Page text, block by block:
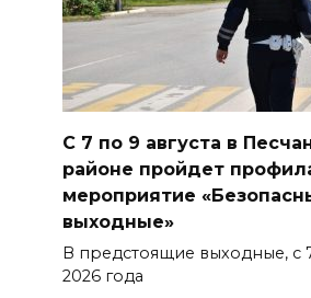
здании произошло
07 августа 2026 14:30
Учиться, чтобы
07 августа 2026 14:28
Раскаленный август
07 августа 2026 14:28
С 7 по 9 августа в
районе пройдет
мероприятие
выходные»
В предстоящие выходные, с
2026 года